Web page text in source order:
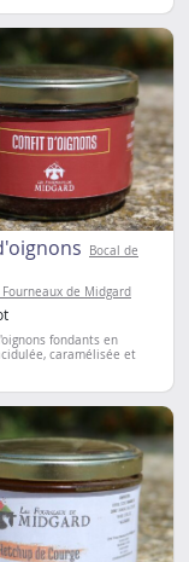
Bocal de
Fourneaux de Midgard
fondants en
caramélisée et